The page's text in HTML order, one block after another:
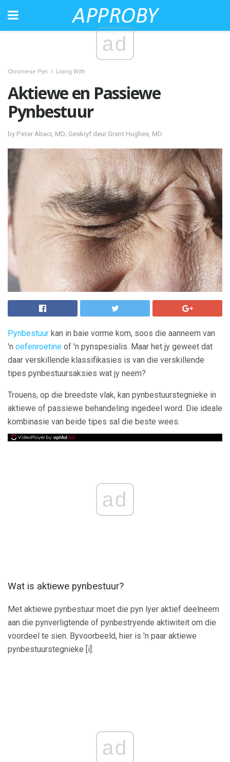
ad
Chroniese Pyn Living With
Aktiewe en Passiewe
Pynbestuur
by Peter Abaci, MD; Geskryf deur Grant Hughes, MD
Pynbestuur kan in baie vorme kom, soos die aanneem van
'n oefenroetine of 'n pynspesialis. Maar het jy geweet dat
daar verskillende klassifikasies is van die verskillende
tipes pynbestuursaksies wat jy neem?
Trouens, op die breedste vlak, kan pynbestuurstegnieke in
aktiewe of passiewe behandeling ingedeel word. Die ideale
kombinasie van beide tipes sal die beste wees.
ad
Wat is aktiewe pynbestuur?
Met aktiewe pynbestuur moet die pyn lyer aktief deelneem
aan die pynverligtende of pynbestryende aktiwiteit om die
voordeel te sien. Byvoorbeeld, hier is 'n paar aktiewe
pynbestuurstegnieke [i]:
ad